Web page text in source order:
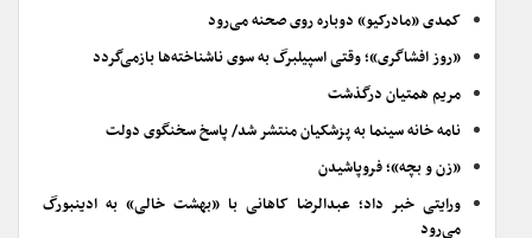
کمدی «مادرکیو» دوباره روی صحنه می‌رود
«روز افشاگری»؛ وقتی اسپیلبرگ به سوی ناشناخته‌ها بازمی‌گردد
مریم همتیان درگذشت
نامه خانه سینما به پزشکیان منتشر شد/ پاسخ سخنگوی دولت
«زن و بچه»؛ فروپاشیدن
ورایتی خبر داد؛ عبدالرضا کاهانی با «بهشت خالی» به ادینبورگ
می‌رود